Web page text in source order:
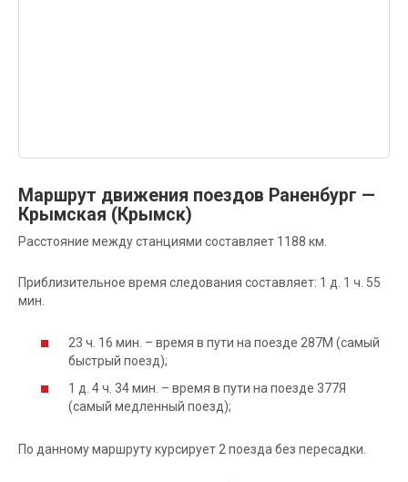
Маршрут движения поездов Раненбург —
Крымская (Крымск)
Расстояние между станциями составляет 1188 км.
Приблизительное время следования составляет: 1 д. 1 ч. 55
мин.
23 ч. 16 мин. – время в пути на поезде 287М (самый
быстрый поезд);
1 д. 4 ч. 34 мин. – время в пути на поезде 377Я
(самый медленный поезд);
По данному маршруту курсирует 2 поезда без пересадки.